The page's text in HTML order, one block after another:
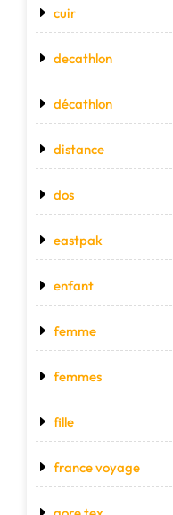
cuir
decathlon
décathlon
distance
dos
eastpak
enfant
femme
femmes
fille
france voyage